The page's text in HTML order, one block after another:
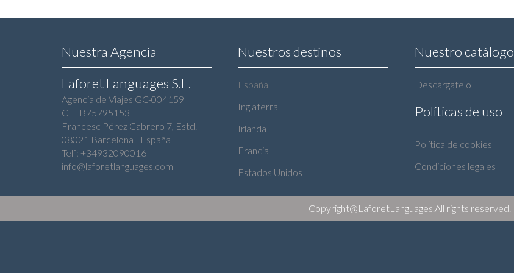
tiene
múltiples
variantes.
Las
opciones
se
en
Nuestra Agencia
Laforet Languages S.L.
Agencia de Viajes GC-004159
CIF B75795153
Francesc Pérez Cabrero 7, Estd.
08021 Barcelona | España
Telf: +34932090016
info@laforetlanguages.com
Nuestros destinos
España
Inglaterra
Irlanda
Francia
Estados Unidos
Nuestro catálogo
Descárgatelo
Políticas de uso
Política de cookies
Condiciones legales
Copyright@LaforetLanguages.All rights reserved.